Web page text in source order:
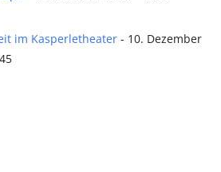
im Kasperletheater- 10. Dezember